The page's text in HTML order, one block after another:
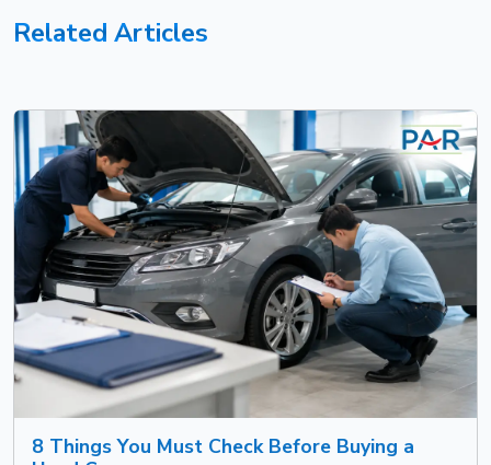
Related Articles
8 Things You Must Check Before Buying a